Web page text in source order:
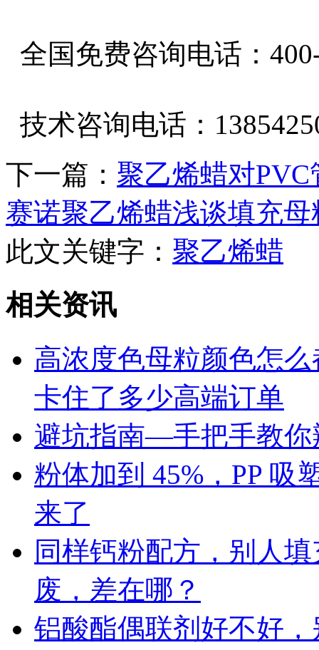
全国免费咨询电话：
技术咨询电话：
下一篇： 聚乙烯蜡对
赛诺聚乙烯蜡浅谈填充
此文关键字： 聚乙烯蜡
相关资讯
高浓度色母粒颜色怎
卡住了多少高端订单
避坑指南—手把手教你
粉体加到 45%，PP 吸
来了
同样钙粉配方，别人
废，差在哪？
铝酸酯偶联剂好不好